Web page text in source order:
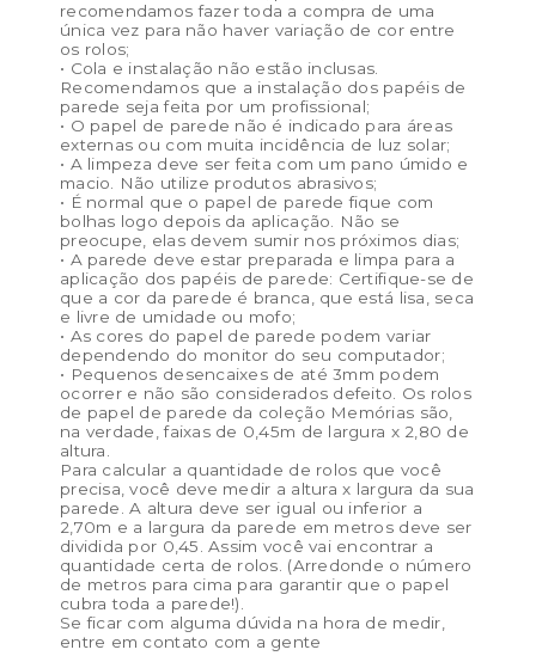
recomendamos fazer toda a compra de uma
única vez para não haver variação de cor entre
os rolos;
• Cola e instalação não estão inclusas.
Recomendamos que a instalação dos papéis de
parede seja feita por um profissional;
• O papel de parede não é indicado para áreas
externas ou com muita incidência de luz solar;
• A limpeza deve ser feita com um pano úmido e
macio. Não utilize produtos abrasivos;
• É normal que o papel de parede fique com
bolhas logo depois da aplicação. Não se
preocupe, elas devem sumir nos próximos dias;
• A parede deve estar preparada e limpa para a
aplicação dos papéis de parede: Certifique-se de
que a cor da parede é branca, que está lisa, seca
e livre de umidade ou mofo;
• As cores do papel de parede podem variar
dependendo do monitor do seu computador;
• Pequenos desencaixes de até 3mm podem
ocorrer e não são considerados defeito. Os rolos
de papel de parede da coleção Memórias são,
na verdade, faixas de 0,45m de largura x 2,80 de
altura.
Para calcular a quantidade de rolos que você
precisa, você deve medir a altura x largura da sua
parede. A altura deve ser igual ou inferior a
2,70m e a largura da parede em metros deve ser
dividida por 0,45. Assim você vai encontrar a
quantidade certa de rolos. (Arredonde o número
de metros para cima para garantir que o papel
cubra toda a parede!).
Se ficar com alguma dúvida na hora de medir,
entre em contato com a gente